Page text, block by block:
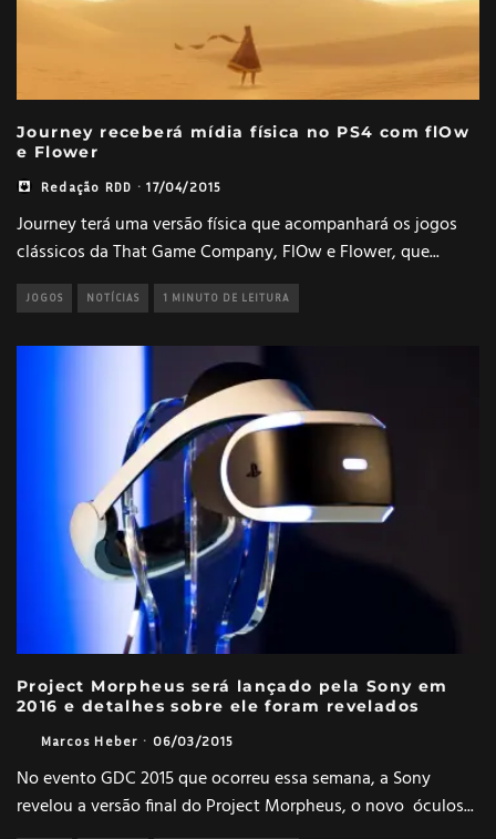
Journey receberá mídia física no PS4 com flOw
e Flower
Redação RDD · 17/04/2015
Journey terá uma versão física que acompanhará os jogos
clássicos da That Game Company, FlOw e Flower, que...
JOGOS NOTÍCIAS 1 MINUTO DE LEITURA
Project Morpheus será lançado pela Sony em
2016 e detalhes sobre ele foram revelados
Marcos Heber · 06/03/2015
No evento GDC 2015 que ocorreu essa semana, a Sony
revelou a versão final do Project Morpheus, o novo óculos...